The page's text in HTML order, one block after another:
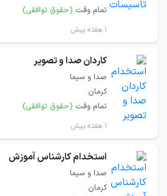
تمام وقت (حقوق توافقی)
۱ هفته پیش
کاردان صدا و تصویر
صدا و سیما
کرمان
تمام وقت (حقوق توافقی)
۱ هفته پیش
استخدام کارشناس آموزش
صدا و سیما
کرمان